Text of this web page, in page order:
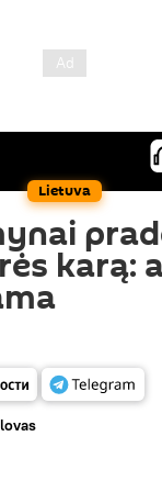
Lietuva
karą: